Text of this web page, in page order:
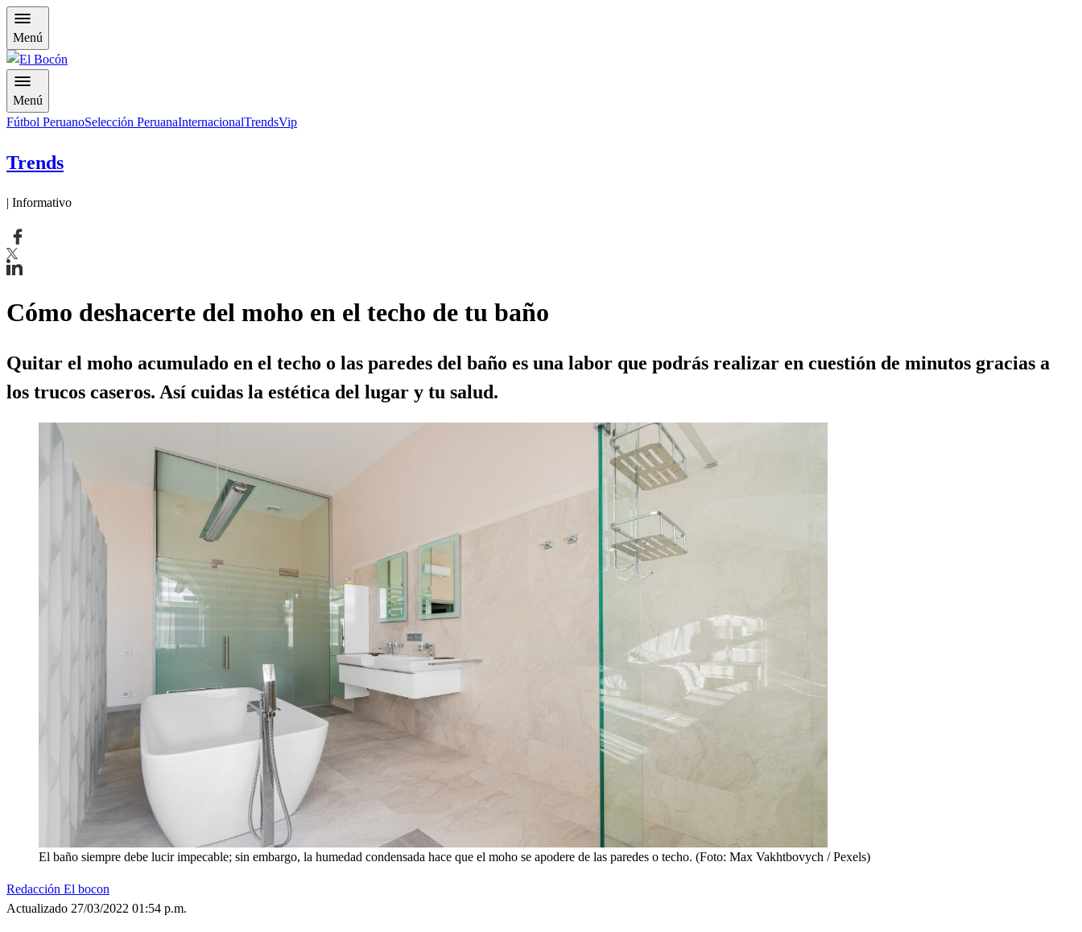
Menú
Menú
Fútbol PeruanoSelección PeruanaInternacionalTrendsVip
Trends
| Informativo
Cómo deshacerte del moho en el techo de tu baño
Quitar el moho acumulado en el techo o las paredes del baño es una labor que podrás realizar en cuestión de minutos gracias a
los trucos caseros. Así cuidas la estética del lugar y tu salud.
El baño siempre debe lucir impecable; sin embargo, la humedad condensada hace que el moho se apodere de las paredes o techo. (Foto: Max Vakhtbovych / Pexels)
Redacción El bocon
Actualizado 27/03/2022 01:54 p.m.